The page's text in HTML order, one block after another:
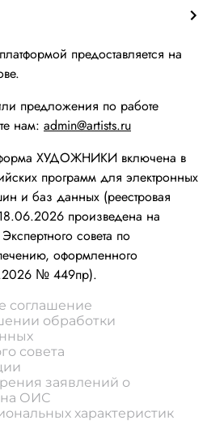
предоставляется на
предложения по работе
нам: admin@artists.ru
ХУДОЖНИКИ включена в
программ для электронных
и баз данных (реестровая
произведена на
совета по
оформленного
№ 449пр).
соглашение
обработки
совета
заявлений о
ОИС
характеристик